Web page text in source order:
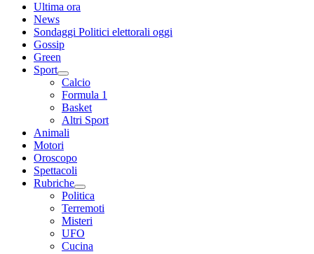
Ultima ora
News
Sondaggi Politici elettorali oggi
Gossip
Green
Sport
Calcio
Formula 1
Basket
Altri Sport
Animali
Motori
Oroscopo
Spettacoli
Rubriche
Politica
Terremoti
Misteri
UFO
Cucina